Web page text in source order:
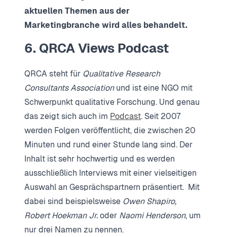
aktuellen Themen aus der
Marketingbranche wird alles behandelt.
6. QRCA Views Podcast
QRCA steht für Qualitative Research
Consultants Associationund ist eine NGO mit
Schwerpunkt qualitative Forschung. Und genau
das zeigt sich auch im Podcast. Seit 2007
werden Folgen veröffentlicht, die zwischen 20
Minuten und rund einer Stunde lang sind. Der
Inhalt ist sehr hochwertig und es werden
ausschließlich Interviews mit einer vielseitigen
Auswahl an Gesprächspartnern präsentiert. Mit
dabei sind beispielsweise Owen Shapiro,
Robert Hoekman Jr.oder Naomi Henderson, um
nur drei Namen zu nennen.